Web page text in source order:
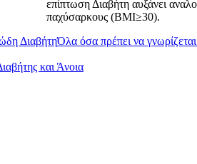
επίπτωση Διαβήτη αυξάνει
παχύσαρκους (ΒΜΙ≥30).
Όλα όσα πρέπει να
και Άνοια